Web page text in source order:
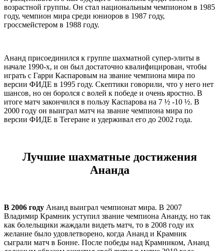
возрастной группы. Он стал национальным чемпионом в 1985
году, чемпион мира среди юниоров в 1987 году,
гроссмейстером в 1988 году.
Ананд присоединился к группе шахматной супер-элиты в
начале 1990-х, и он был достаточно квалифицирован, чтобы
играть с Гарри Каспаровым на звание чемпиона мира по
версии ФИДЕ в 1995 году. Скептики говорили, что у него нет
шансов, но он боролся с волей к победе и очень яростно. В
итоге матч закончился в пользу Каспарова на 7 ½ -10 ½. В
2000 году он выиграл матч на звание чемпиона мира по
версии ФИДЕ в Тегеране и удерживал его до 2002 года.
Лучшие шахматные достижения
Ананда
В 2006 году Ананд выиграл чемпионат мира. В 2007
Владимир Крамник уступил звание чемпиона Ананду, но так
как болельщики жаждали видеть матч, то в 2008 году их
желание было удовлетворено, когда Ананд и Крамник
сыграли матч в Бонне. После победы над Крамником, Ананд